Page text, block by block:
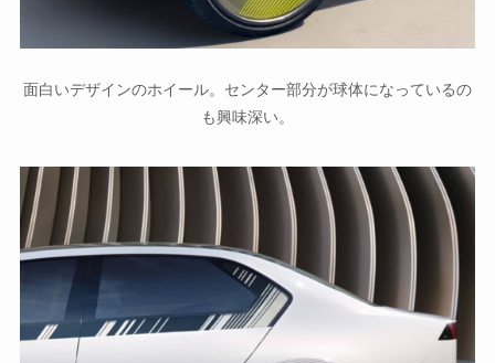
面白いデザインのホイール。センター部分が球体になっているの
も興味深い。